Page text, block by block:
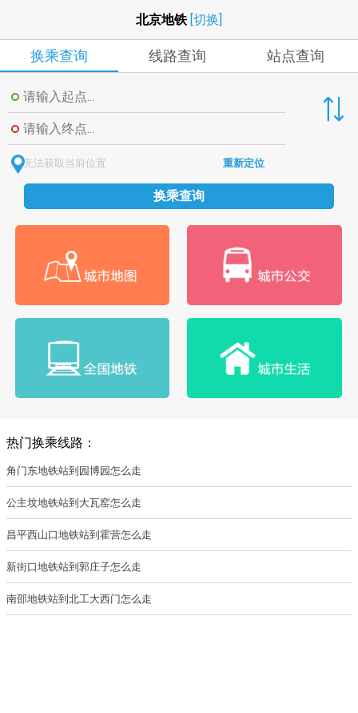
北京地铁 [切换]
换乘查询 线路查询 站点查询
无法获取当前位置 重新定位
换乘查询
热门换乘线路：
角门东地铁站到园博园怎么走
公主坟地铁站到大瓦窑怎么走
昌平西山口地铁站到霍营怎么走
新街口地铁站到郭庄子怎么走
南邵地铁站到北工大西门怎么走